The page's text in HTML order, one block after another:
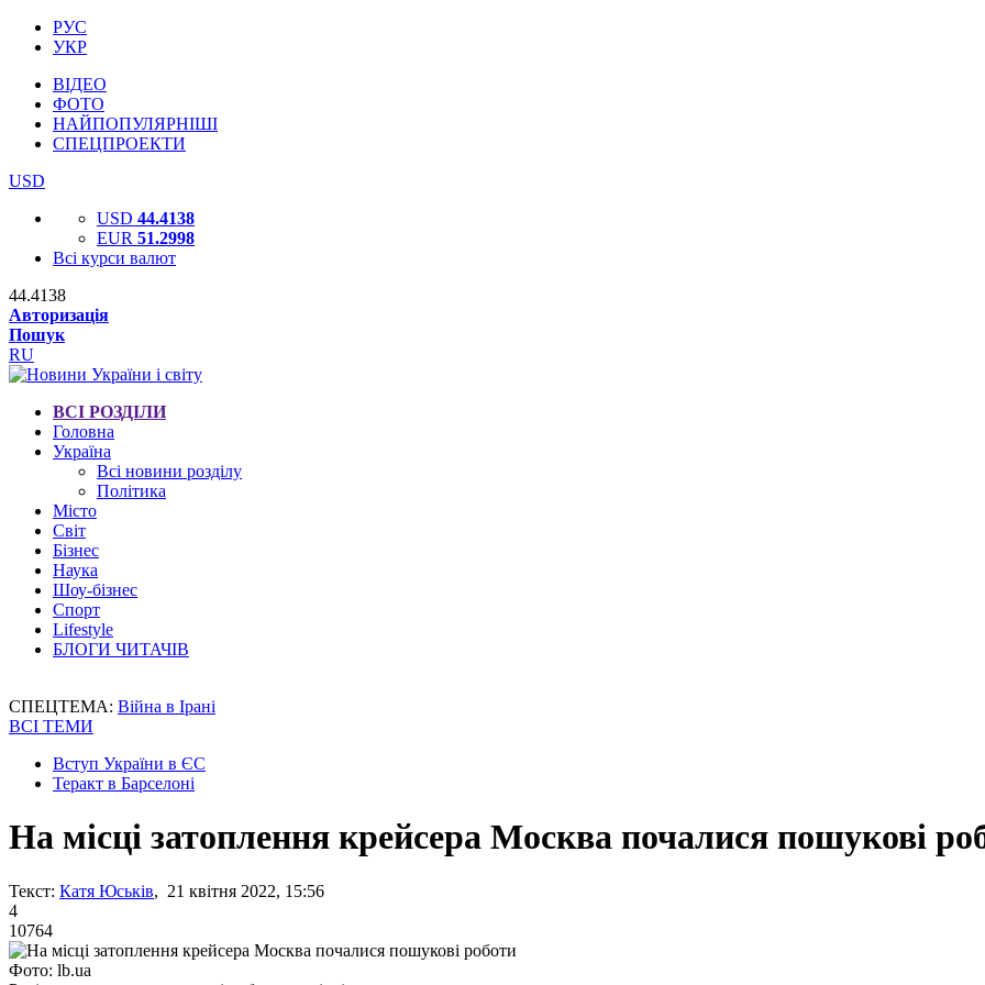
РУС
УКР
ВІДЕО
ФОТО
НАЙПОПУЛЯРНІШІ
СПЕЦПРОЕКТИ
USD
USD 44.4138
EUR 51.2998
Всі курси валют
44.4138
Авторизація
Пошук
RU
ВСІ РОЗДІЛИ
Головна
Україна
Всі новини розділу
Політика
Місто
Світ
Бізнес
Наука
Шоу-бізнес
Спорт
Lifestyle
БЛОГИ ЧИТАЧІВ
СПЕЦТЕМА: Війна в Ірані
ВСІ ТЕМИ
Вступ України в ЄС
Теракт в Барселоні
На місці затоплення крейсера Москва почалися пошукові
Текст: Катя Юськів, 21 квітня 2022, 15:56
4
10764
Фото: lb.ua